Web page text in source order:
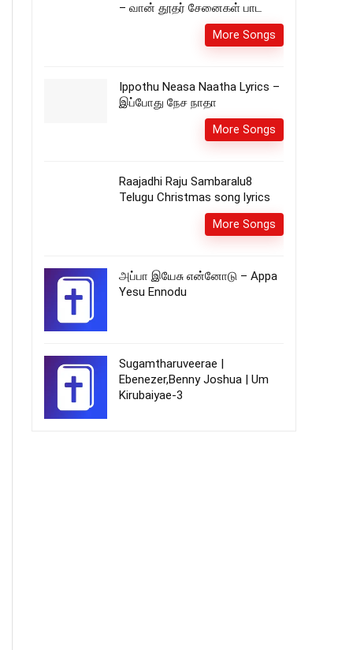
– வான் தூதர் சேனைகள் பாட
More Songs
Ippothu Neasa Naatha Lyrics –
இப்போது நேச நாதா
More Songs
Raajadhi Raju Sambaralu8
Telugu Christmas song lyrics
More Songs
அப்பா இயேசு என்னோடு – Appa
Yesu Ennodu
Sugamtharuveerae |
Ebenezer,Benny Joshua | Um
Kirubaiyae-3